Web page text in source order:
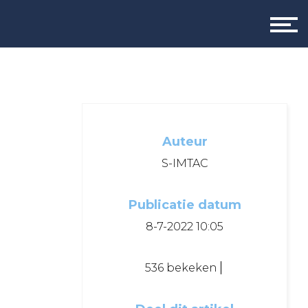
Auteur
S-IMTAC
Publicatie datum
8-7-2022 10:05
536 bekeken